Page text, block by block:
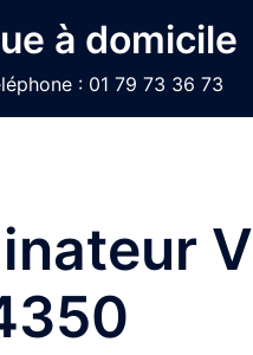
à domicile
: 01 79 73 36 73